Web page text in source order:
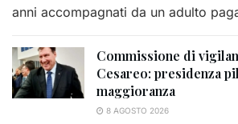
anni accompagnati da un adulto
Commissione di
Cesareo: presidenza
maggioranza
8 AGOSTO 2026